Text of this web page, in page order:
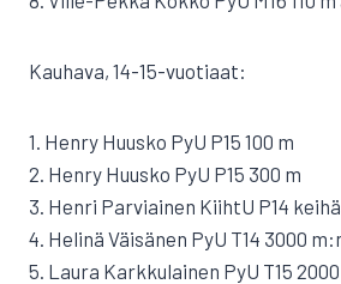
Kauhava, 14-15-vuotiaat:
1. Henry Huusko PyU P15 100 m
2. Henry Huusko PyU P15 300 m
3. Henri Parviainen KiihtU P14
4. Helinä Väisänen PyU T14 3000
5. Laura Karkkulainen PyU T15